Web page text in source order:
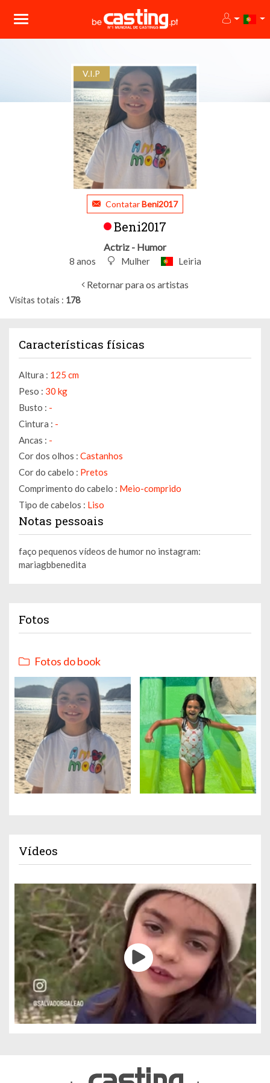
V.I.P
ContatarBeni2017
Beni2017
Actriz - Humor
8 anos Mulher Leiria
Retornar para os artistas
Visitas totais 178
Características físicas
Altura : 125 cm
Peso : 30 kg
Busto : -
Cintura : -
Ancas : -
Cor dos olhos : Castanhos
Cor do cabelo : Pretos
Comprimento do cabelo : Meio-comprido
Tipo de cabelos : Liso
Notas pessoais
faço pequenos vídeos de humor no instagram:
mariagbbenedita
Fotos
Fotos do book
Vídeos